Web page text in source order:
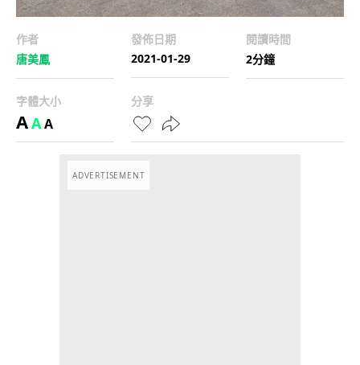
作者
唐美鳳
發佈日期
2021-01-29
閱讀時間
2分鐘
字體大小
AAA
分享
ADVERTISEMENT